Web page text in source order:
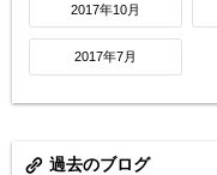
2017年10月
2017年7月
過去のブログ